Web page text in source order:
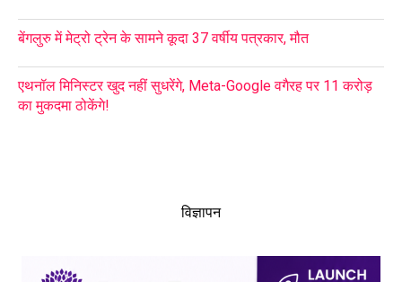
बेंगलुरु में मेट्रो ट्रेन के सामने कूदा 37 वर्षीय पत्रकार, मौत
एथनॉल मिनिस्टर खुद नहीं सुधरेंगे, Meta-Google वगैरह पर 11 करोड़
का मुकदमा ठोकेंगे!
विज्ञापन